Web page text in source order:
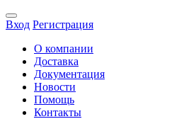
Вход Регистрация
О компании
Доставка
Документация
Новости
Помощь
Контакты